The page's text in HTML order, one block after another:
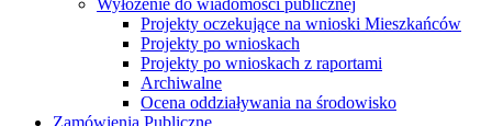
Projekty oczekujące na wnioski Mieszkańców
Projekty po wnioskach
Projekty po wnioskach z raportami
Archiwalne
Ocena oddziaływania na środowisko
Zamówienia Publiczne